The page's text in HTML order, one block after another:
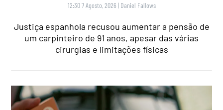
12:30 7 Agosto, 2026 | Daniel Fallows
Justiça espanhola recusou aumentar a pensão de
um carpinteiro de 91 anos, apesar das várias
cirurgias e limitações físicas